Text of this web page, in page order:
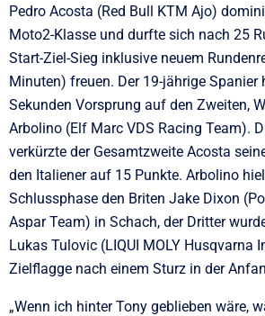
Pedro Acosta (Red Bull KTM Ajo)
Moto2-Klasse und durfte sich nach 25
Start-Ziel-Sieg inklusive neuem
Minuten) freuen. Der 19-jährige Spanier
Sekunden Vorsprung auf den Zweiten,
Arbolino (Elf Marc VDS Racing Team).
verkürzte der Gesamtzweite Acosta
den Italiener auf 15 Punkte. Arbolino
Schlussphase den Briten Jake Dixon
Aspar Team) in Schach, der Dritter
Lukas Tulovic (LIQUI MOLY Husqvarna
Zielflagge nach einem Sturz in der
„Wenn ich hinter Tony geblieben wäre,